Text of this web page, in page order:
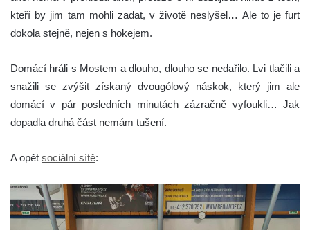
kteří by jim tam mohli zadat, v životě neslyšel… Ale to je furt
dokola stejně, nejen s hokejem.
Domácí hráli s Mostem a dlouho, dlouho se nedařilo. Lvi tlačili a
snažili se zvýšit získaný dvougólový náskok, který jim ale
domácí v pár posledních minutách zázračně vyfoukli… Jak
dopadla druhá část nemám tušení.
A opět sociální sítě: